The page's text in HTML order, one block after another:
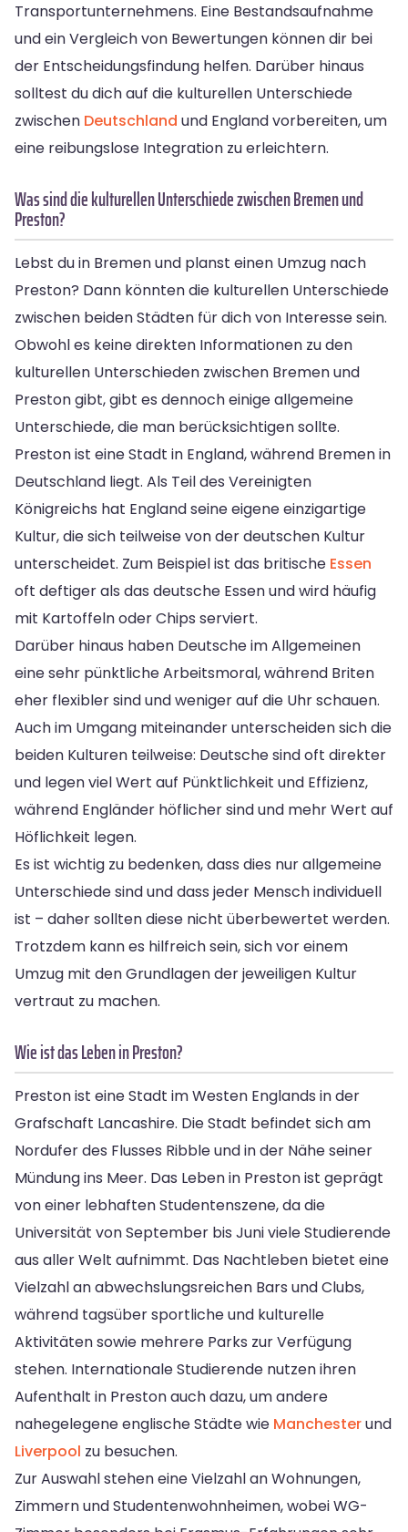
Transportunternehmens. Eine Bestandsaufnahme
und ein Vergleich von Bewertungen können dir bei
der Entscheidungsfindung helfen. Darüber hinaus
solltest du dich auf die kulturellen Unterschiede
zwischen Deutschland und England vorbereiten, um
eine reibungslose Integration zu erleichtern.
Was sind die kulturellen Unterschiede zwischen Bremen und
Preston?
Lebst du in Bremen und planst einen Umzug nach
Preston? Dann könnten die kulturellen Unterschiede
zwischen beiden Städten für dich von Interesse sein.
Obwohl es keine direkten Informationen zu den
kulturellen Unterschieden zwischen Bremen und
Preston gibt, gibt es dennoch einige allgemeine
Unterschiede, die man berücksichtigen sollte.
Preston ist eine Stadt in England, während Bremen in
Deutschland liegt. Als Teil des Vereinigten
Königreichs hat England seine eigene einzigartige
Kultur, die sich teilweise von der deutschen Kultur
unterscheidet. Zum Beispiel ist das britische Essen
oft deftiger als das deutsche Essen und wird häufig
mit Kartoffeln oder Chips serviert.
Darüber hinaus haben Deutsche im Allgemeinen
eine sehr pünktliche Arbeitsmoral, während Briten
eher flexibler sind und weniger auf die Uhr schauen.
Auch im Umgang miteinander unterscheiden sich die
beiden Kulturen teilweise: Deutsche sind oft direkter
und legen viel Wert auf Pünktlichkeit und Effizienz,
während Engländer höflicher sind und mehr Wert auf
Höflichkeit legen.
Es ist wichtig zu bedenken, dass dies nur allgemeine
Unterschiede sind und dass jeder Mensch individuell
ist – daher sollten diese nicht überbewertet werden.
Trotzdem kann es hilfreich sein, sich vor einem
Umzug mit den Grundlagen der jeweiligen Kultur
vertraut zu machen.
Wie ist das Leben in Preston?
Preston ist eine Stadt im Westen Englands in der
Grafschaft Lancashire. Die Stadt befindet sich am
Nordufer des Flusses Ribble und in der Nähe seiner
Mündung ins Meer. Das Leben in Preston ist geprägt
von einer lebhaften Studentenszene, da die
Universität von September bis Juni viele Studierende
aus aller Welt aufnimmt. Das Nachtleben bietet eine
Vielzahl an abwechslungsreichen Bars und Clubs,
während tagsüber sportliche und kulturelle
Aktivitäten sowie mehrere Parks zur Verfügung
stehen. Internationale Studierende nutzen ihren
Aufenthalt in Preston auch dazu, um andere
nahegelegene englische Städte wie Manchesterund
Liverpool zu besuchen.
Zur Auswahl stehen eine Vielzahl an Wohnungen,
Zimmern und Studentenwohnheimen, wobei WG-